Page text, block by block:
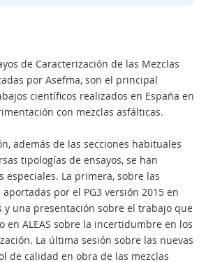
de Caracterización de las Mezclas
por Asefma, son el principal
científicos realizados en España en
con mezclas asfálticas.
además de las secciones habituales
tipologías de ensayos, se han
especiales. La primera, sobre las
por el PG3 versión 2015 en
y una presentación sobre el trabajo que
en ALEAS sobre la incertidumbre en los
La última sesión sobre las nuevas
de calidad en obra de las mezclas